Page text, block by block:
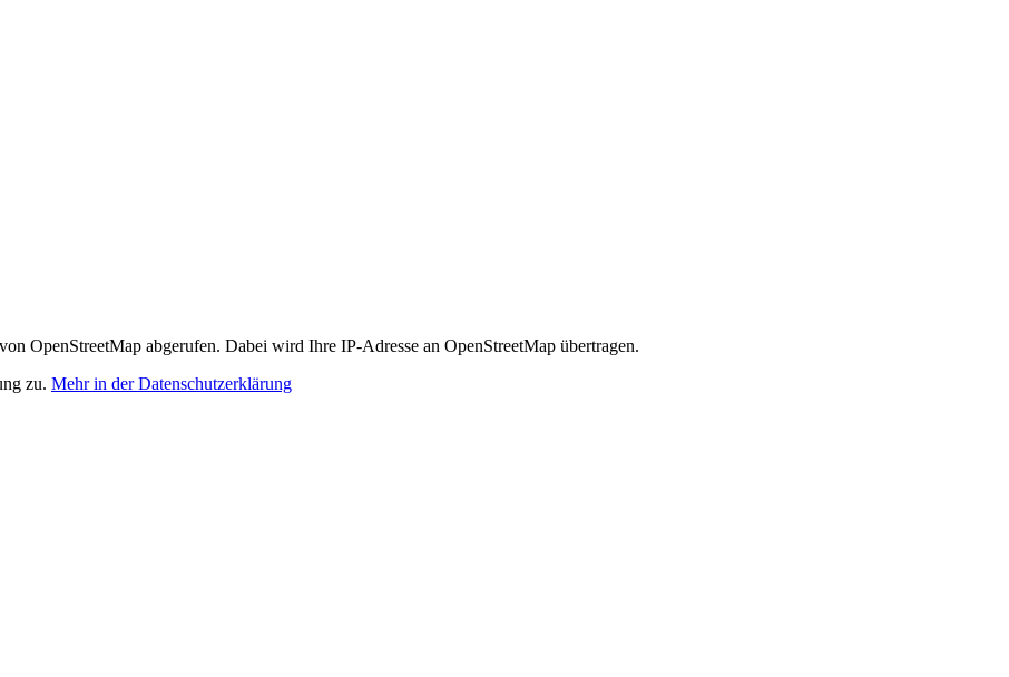
OpenStreetMap abgerufen. Dabei wird Ihre IP-Adresse an OpenStreetMap übertragen.
zu. Mehr in der Datenschutzerklärung